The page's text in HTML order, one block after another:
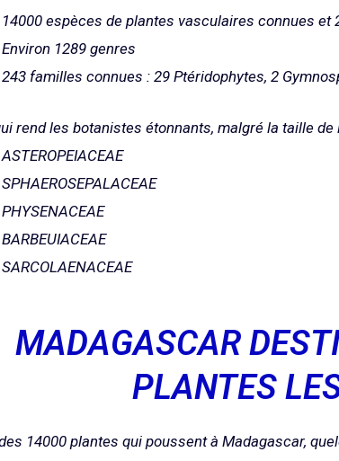
14000 espèces de plantes vasculaires connues et
Environ 1289 genres
243 familles connues : 29 Ptéridophytes, 2
rend les botanistes étonnants, malgré la taille
ASTEROPEIACEAE
SPHAEROSEPALACEAE
PHYSENACEAE
BARBEUIACEAE
SARCOLAENACEAE
MADAGASCAR
PLANTES
14000 plantes qui poussent à Madagascar,